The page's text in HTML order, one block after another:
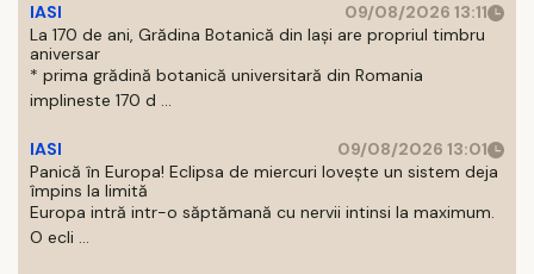
IASI
09/08/2026 13:11
La 170 de ani, Grădina Botanică din Iași are propriul timbru
aniversar
* prima grădină botanică universitară din Romania
implineste 170 d ...
IASI
09/08/2026 13:01
Panică în Europa! Eclipsa de miercuri lovește un sistem deja
împins la limită
Europa intră intr-o săptămană cu nervii intinsi la maximum.
O ecli ...